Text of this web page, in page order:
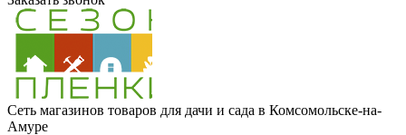
Сеть магазинов товаров для дачи и сада в Комсомольске-на-
Амуре